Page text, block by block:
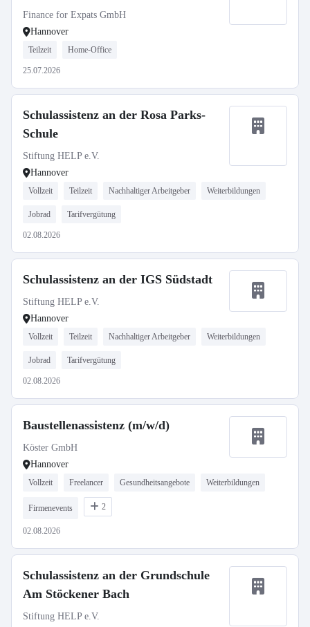
Finance for Expats GmbH
Hannover
Teilzeit Home-Office
25.07.2026
Schulassistenz an der Rosa Parks-
Schule
Stiftung HELP e.V.
Hannover
Vollzeit Teilzeit Nachhaltiger Arbeitgeber Weiterbildungen
Jobrad Tarifvergütung
02.08.2026
Schulassistenz an der IGS Südstadt
Stiftung HELP e.V.
Hannover
Vollzeit Teilzeit Nachhaltiger Arbeitgeber Weiterbildungen
Jobrad Tarifvergütung
02.08.2026
Baustellenassistenz (m/w/d)
Köster GmbH
Hannover
Vollzeit Freelancer Gesundheitsangebote Weiterbildungen
Firmenevents 2
02.08.2026
Schulassistenz an der Grundschule
Am Stöckener Bach
Stiftung HELP e.V.